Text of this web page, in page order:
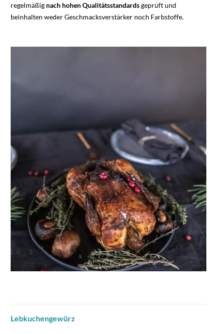
regelmäßig nach hohen Qualitätsstandardsgeprüft und
beinhalten weder Geschmacksverstärker noch Farbstoffe.
Lebkuchengewürz